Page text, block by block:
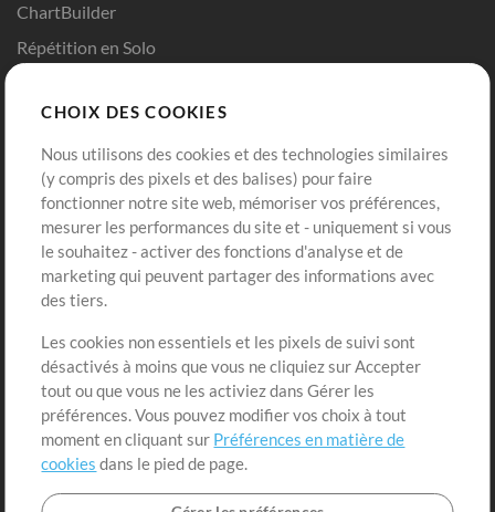
ChartBuilder
Répétition en Solo
Modèles ProPresenter
Sons
Boutique
Acheter des crédits
Contenu gratuit
Demander les pistes
Extras
Sessions
Soumettre votre contenu
Listes de lecture
Compte
Connexion
S'inscrire
CHOIX DES COOKIES
Nous utilisons des cookies et des technologies similaires
(y compris des pixels et des balises) pour faire
fonctionner notre site web, mémoriser vos préférences,
mesurer les performances du site et - uniquement si vous
le souhaitez - activer des fonctions d'analyse et de
marketing qui peuvent partager des informations avec
des tiers.
Les cookies non essentiels et les pixels de suivi sont
désactivés à moins que vous ne cliquiez sur Accepter
tout ou que vous ne les activiez dans Gérer les
préférences. Vous pouvez modifier vos choix à tout
moment en cliquant sur Préférences en matière de
cookies dans le pied de page.